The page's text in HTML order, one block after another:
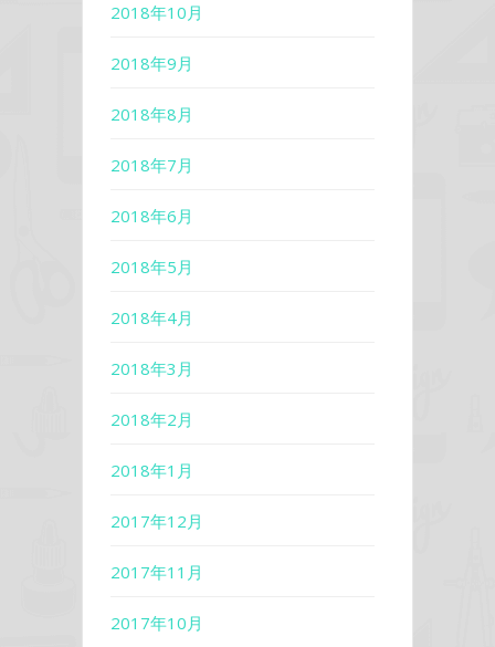
2018年10月
2018年9月
2018年8月
2018年7月
2018年6月
2018年5月
2018年4月
2018年3月
2018年2月
2018年1月
2017年12月
2017年11月
2017年10月